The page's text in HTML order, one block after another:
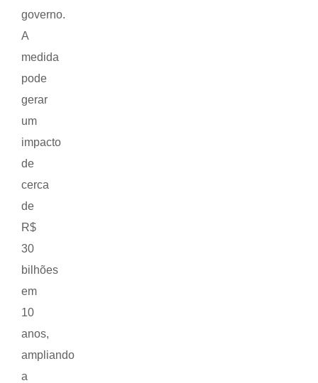
governo.
A
medida
pode
gerar
um
impacto
de
cerca
de
R$
30
bilhões
em
10
anos,
ampliando
a